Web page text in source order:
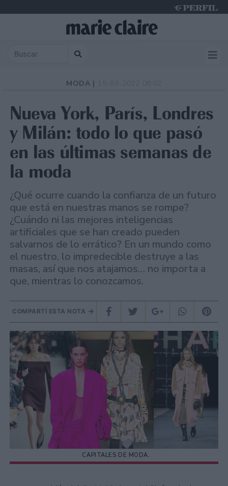
MODA |
Nueva York, París, Londres
y Milán: todo lo que pasó
en las últimas semanas de
la moda
¿Qué ocurre cuando la confianza de un futuro
que está en nuestras manos se rompe?
¿Cuándo ni las mejores inteligencias
artificiales que se han creado pueden
salvarnos de lo errático? En un mundo como
el nuestro, lo impredecible destruye a las
masas, así que nos atajamos… no importa a
que, mientras lo conozcamos.
COMPARTÍ ESTA NOTA
CAPITALES DE MODA.